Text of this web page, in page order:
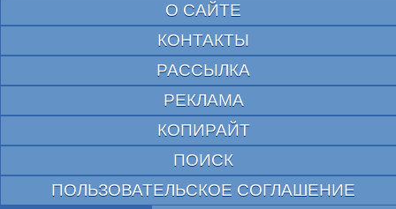
О САЙТЕ
КОНТАКТЫ
РАССЫЛКА
РЕКЛАМА
КОПИРАЙТ
ПОИСК
ПОЛЬЗОВАТЕЛЬСКОЕ СОГЛАШЕНИЕ